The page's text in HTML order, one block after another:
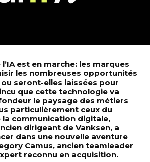
est en marche: les marques
les nombreuses opportunités
seront-elles laissées pour
que cette technologie va
le paysage des métiers
particulièrement ceux du
communication digitale,
dirigeant de Vanksen, a
dans une nouvelle aventure
Camus, ancien teamleader
reconnu en acquisition.